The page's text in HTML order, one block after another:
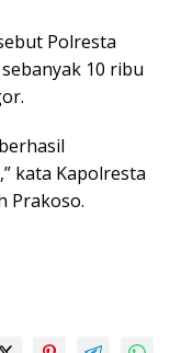
Polresta
10 ribu
kata Kapolresta
Prakoso.